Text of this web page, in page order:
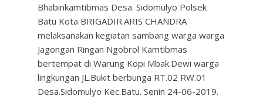
Bhabinkamtibmas Desa. Sidomulyo Polsek
Batu Kota BRIGADIR.ARIS CHANDRA
melaksanakan kegiatan sambang warga warga
Jagongan Ringan Ngobrol Kamtibmas
bertempat di Warung Kopi Mbak.Dewi warga
lingkungan JL.Bukit berbunga RT.02 RW.01
Desa.Sidomulyo Kec.Batu. Senin 24-06-2019.